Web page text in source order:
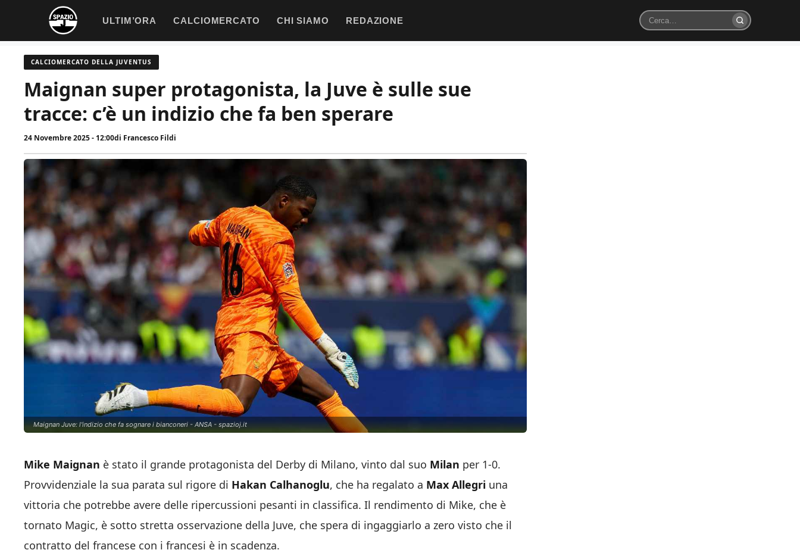
contenuto
ULTIM’ORA CALCIOMERCATO CHI SIAMO REDAZIONE
Cerca
CALCIOMERCATO DELLA JUVENTUS
Maignan super protagonista, la Juve è sulle sue
tracce: c’è un indizio che fa ben sperare
24 Novembre 2025 - 12:00di Francesco Fildi
Maignan Juve: l'indizio che fa sognare i bianconeri - ANSA - spazioj.it
Mike Maignan è stato il grande protagonista del Derby di Milano, vinto dal suo Milan per 1-0.
Provvidenziale la sua parata sul rigore di Hakan Calhanoglu, che ha regalato a Max Allegri una
vittoria che potrebbe avere delle ripercussioni pesanti in classifica. Il rendimento di Mike, che è
tornato Magic, è sotto stretta osservazione della Juve, che spera di ingaggiarlo a zero visto che il
contratto del francese con i francesi è in scadenza.